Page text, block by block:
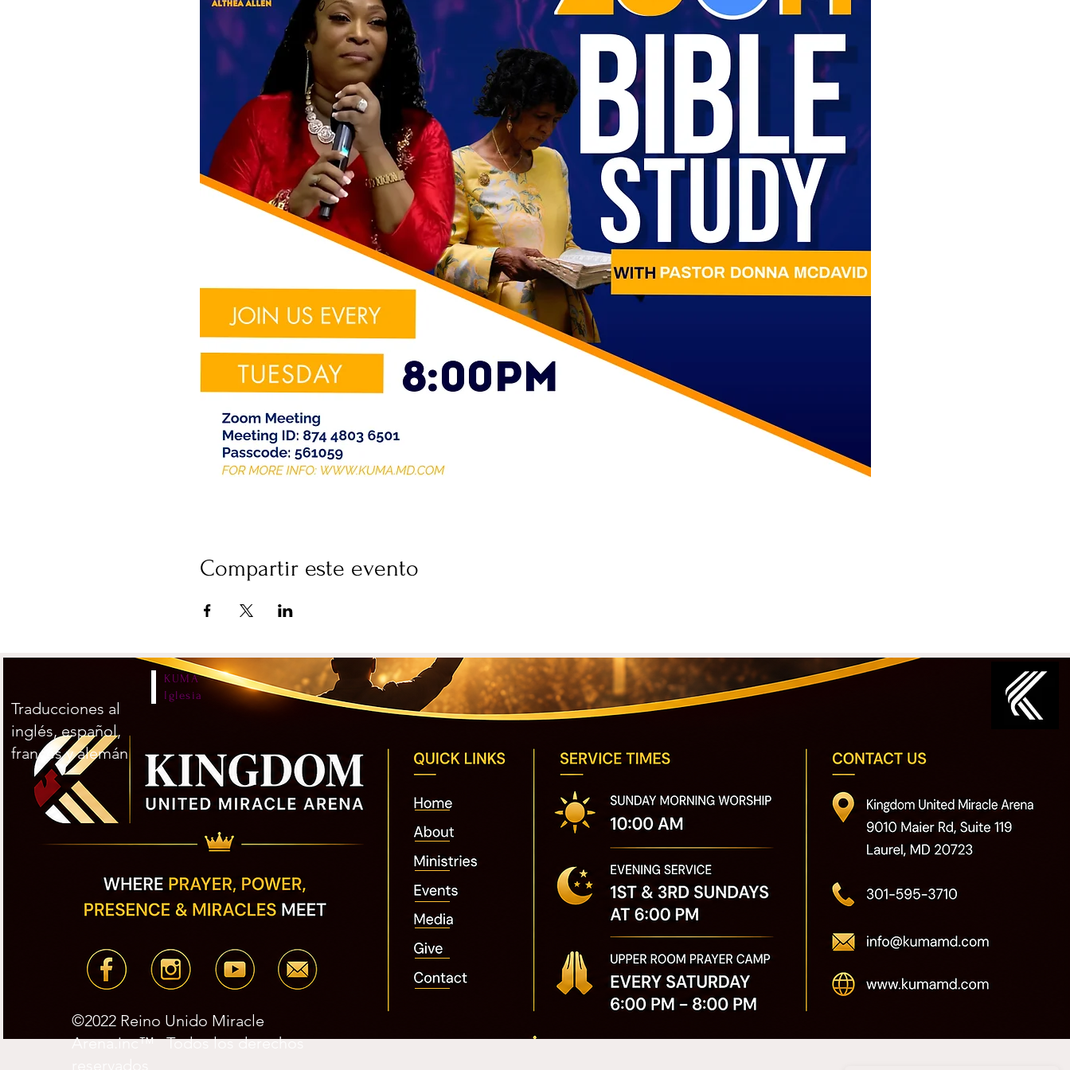
Compartir este evento
KUMA
Iglesia
Traducciones al
inglés, español,
francés y alemán
©2022 Reino Unido Miracle
Arena.inc™ Todos los derechos